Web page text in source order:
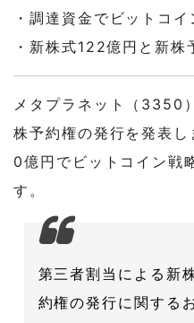
・調達資金でビットコ
・新株式122億円と新
メタプラネット（3350
株予約権の発行を発表
0億円でビットコイン戦
す。
第三者割当による新
約権の発行に関する